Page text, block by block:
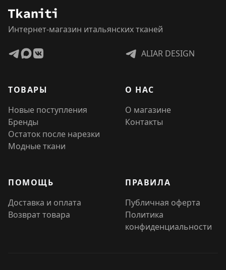
Интернет-магазин итальянских тканей
ALIAR DESIGN
ТОВАРЫ
Новые поступления
Бренды
Остаток после нарезки
Модные ткани
О НАС
О магазине
Контакты
ПОМОЩЬ
Доставка и оплата
Возврат товара
ПРАВИЛА
Публичная оферта
Политика
конфиденциальности